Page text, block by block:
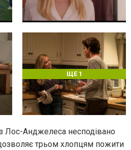
ЩЕ 1
Лос-Анджелеса несподівано
трьом хлопцям пожити